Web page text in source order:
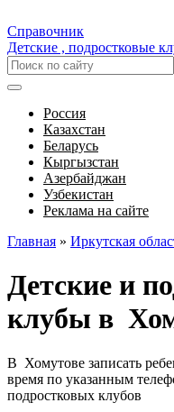
Справочник
Детские , подростковые
Россия
Казахстан
Беларусь
Кыргызстан
Азербайджан
Узбекистан
Реклама на сайте
Главная » Иркутская
Детские и
клубы в
В Хомутове записать
время по указанным
подростковых клубов